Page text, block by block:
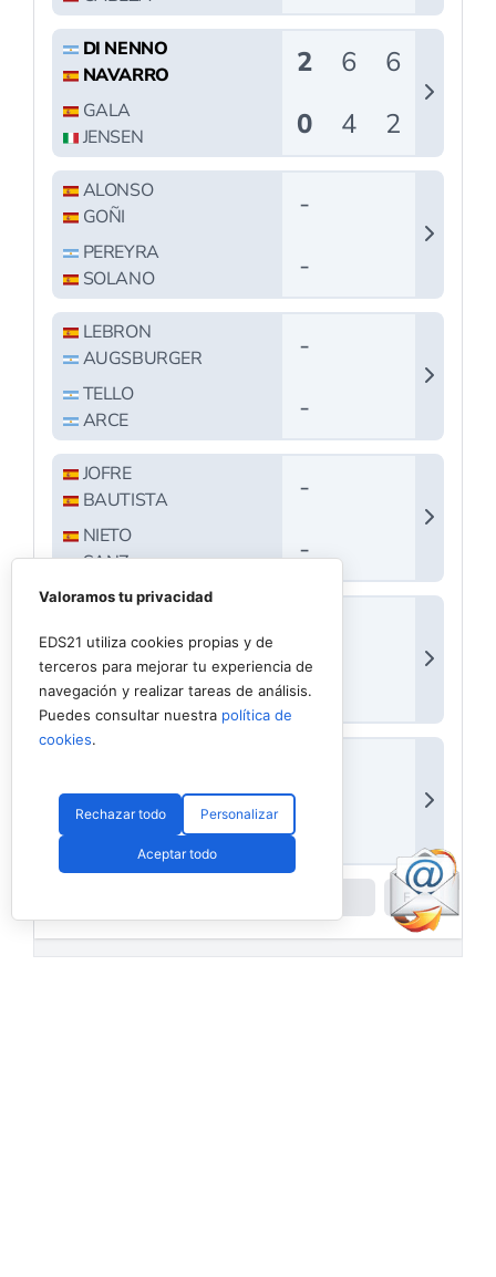
Valoramos tu privacidad
EDS21 utiliza cookies propias y de
terceros para mejorar tu experiencia de
navegación y realizar tareas de análisis.
Puedes consultar nuestra política de
cookies.
Rechazar todo Personalizar
Aceptar todo